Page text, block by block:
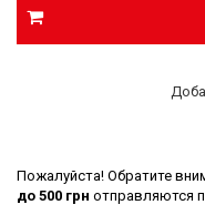
Пожалуйста! Обратите
до 500 грн отправляются